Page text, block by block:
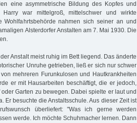
eine asymmetrische Bildung des Kopfes und
war mittelgroß, mittelschwer und wirkte
Wohlfahrtsbehörde nahmen sich seiner an und
Alsterdorfer Anstalten am 7. Mai 1930. Die
Anstalt meist ruhig im Bett liegend. Das änderte
Unruhe getrieben, ließ er sich nur schwer
mehreren Furunkulosen und Hautkrankheiten
er mit Hausarbeiten beschäftigt, die er jedoch,
Garten zu bewegen. Dabei spielte er laut und
Er besuchte die Anstaltsschule. Aus dieser Zeit ist
überliefert: "Was ich gerne werden
werde. Ich möchte Schuhmacher lernen. Dann